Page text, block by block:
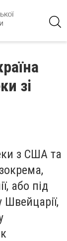
зі
з США та
або під